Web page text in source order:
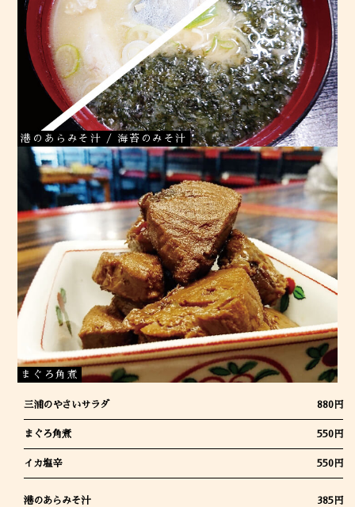
港のあらみそ汁 / 海苔のみそ汁
まぐろ角煮
三浦のやさいサラダ 880円
まぐろ角煮 550円
イカ塩辛 550円
港のあらみそ汁 385円